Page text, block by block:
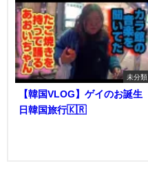
未分類
【韓国VLOG】ゲイのお誕生
日韓国旅行🇰🇷